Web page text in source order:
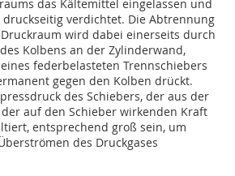
das Kältemittel eingelassen und
verdichtet. Die Abtrennung
wird dabei einerseits durch
Kolbens an der Zylinderwand,
federbelasteten Trennschiebers
gegen den Kolben drückt.
des Schiebers, der aus der
auf den Schieber wirkenden Kraft
entsprechend groß sein, um
des Druckgases